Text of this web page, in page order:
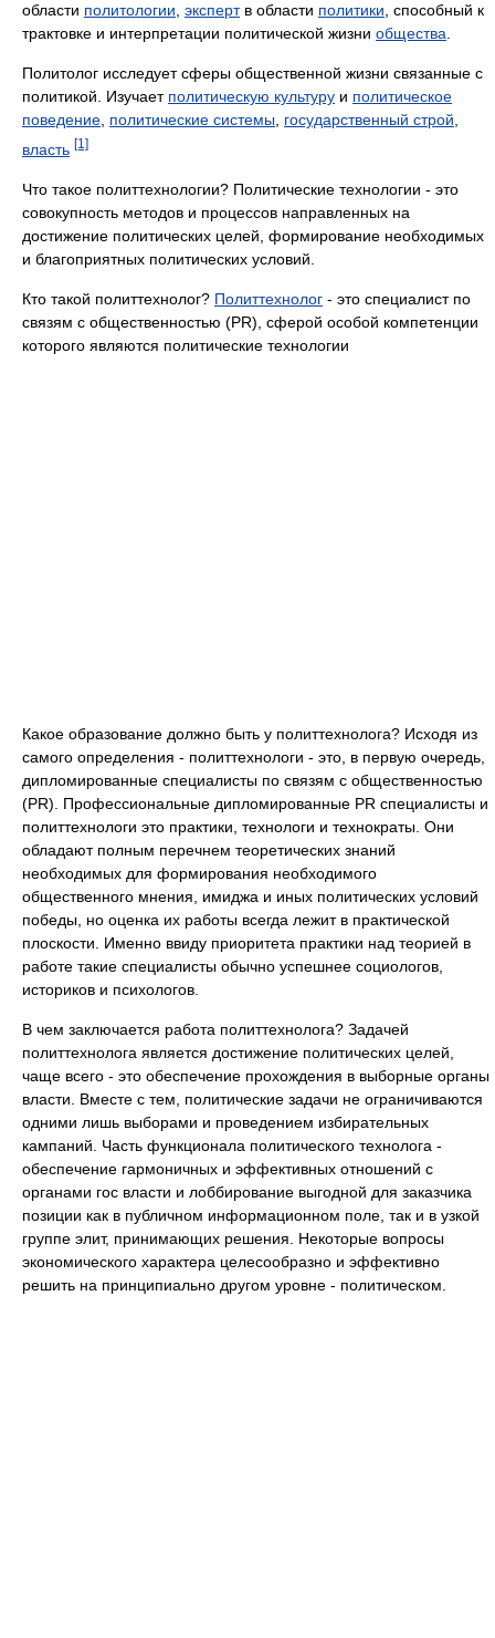
области политологии экспертв области политики , способный к
трактовке и интерпретации политической жизни общества
Политолог исследует сферы общественной жизни связанные с
политикой. Изучает политическую культуру и политическое
поведение политические системы государственный строй
власть [1]
Что такое политтехнологии? Политические технологии - это
совокупность методов и процессов направленных на
достижение политических целей, формирование необходимых
и благоприятных политических условий.
Кто такой политтехнолог? Политтехнолог - это специалист по
связям с общественностью (PR), сферой особой компетенции
которого являются политические технологии
Какое образование должно быть у политтехнолога? Исходя из
самого определения - политтехнологи - это, в первую очередь,
дипломированные специалисты по связям с общественностью
(PR). Профессиональные дипломированные PR специалисты и
политтехнологи это практики, технологи и технократы. Они
обладают полным перечнем теоретических знаний
необходимых для формирования необходимого
общественного мнения, имиджа и иных политических условий
победы, но оценка их работы всегда лежит в практической
плоскости. Именно ввиду приоритета практики над теорией в
работе такие специалисты обычно успешнее социологов,
историков и психологов.
В чем заключается работа политтехнолога? Задачей
политтехнолога является достижение политических целей,
чаще всего - это обеспечение прохождения в выборные органы
власти. Вместе с тем, политические задачи не ограничиваются
одними лишь выборами и проведением избирательных
кампаний. Часть функционала политического технолога -
обеспечение гармоничных и эффективных отношений с
органами гос власти и лоббирование выгодной для заказчика
позиции как в публичном информационном поле, так и в узкой
группе элит, принимающих решения. Некоторые вопросы
экономического характера целесообразно и эффективно
решить на принципиально другом уровне - политическом.